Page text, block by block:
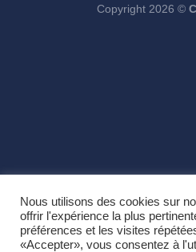
Copyright 2026 ©
Nous utilisons des cookies sur
offrir l'expérience la plus
préférences et les visites
«Accepter», vous consentez à